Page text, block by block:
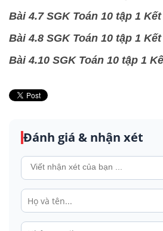
Bài 4.7 SGK Toán 10 tập 1
Bài 4.8 SGK Toán 10 tập 1
Bài 4.10 SGK Toán 10 tập 1
Đánh giá & nhận xét